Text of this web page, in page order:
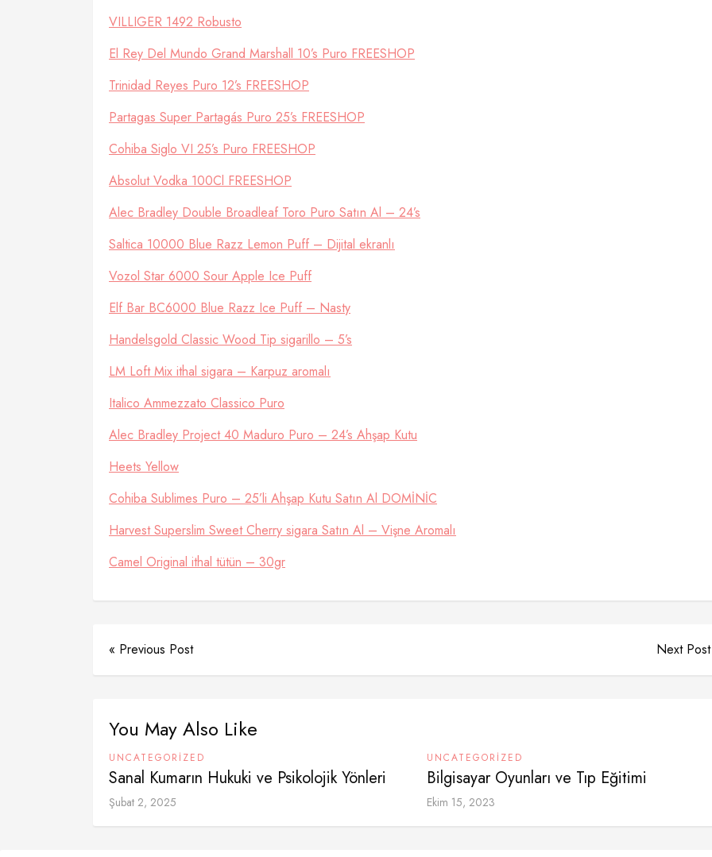
VILLIGER 1492 Robusto
El Rey Del Mundo Grand Marshall 10’s Puro FREESHOP
Trinidad Reyes Puro 12’s FREESHOP
Partagas Super Partagás Puro 25’s FREESHOP
Cohiba Siglo VI 25’s Puro FREESHOP
Absolut Vodka 100Cl FREESHOP
Alec Bradley Double Broadleaf Toro Puro Satın Al – 24’s
Saltica 10000 Blue Razz Lemon Puff – Dijital ekranlı
Vozol Star 6000 Sour Apple Ice Puff
Elf Bar BC6000 Blue Razz Ice Puff – Nasty
Handelsgold Classic Wood Tip sigarillo – 5’s
LM Loft Mix ithal sigara – Karpuz aromalı
Italico Ammezzato Classico Puro
Alec Bradley Project 40 Maduro Puro – 24’s Ahşap Kutu
Heets Yellow
Cohiba Sublimes Puro – 25’li Ahşap Kutu Satın Al DOMİNİC
Harvest Superslim Sweet Cherry sigara Satın Al – Vişne Aromalı
Camel Original ithal tütün – 30gr
« Previous Post Next
You May Also Like
UNCATEGORIZED
Sanal Kumarın Hukuki ve Psikolojik Yönleri
Şubat 2, 2025
UNCATEGORIZED
Bilgisayar Oyunları ve Tıp Eğitimi
Ekim 15, 2023